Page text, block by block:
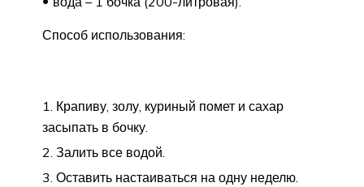
Способ использования:
Крапиву, золу, куриный помет и сахар
засыпать в бочку.
Залить все водой.
Оставить настаиваться на одну неделю.